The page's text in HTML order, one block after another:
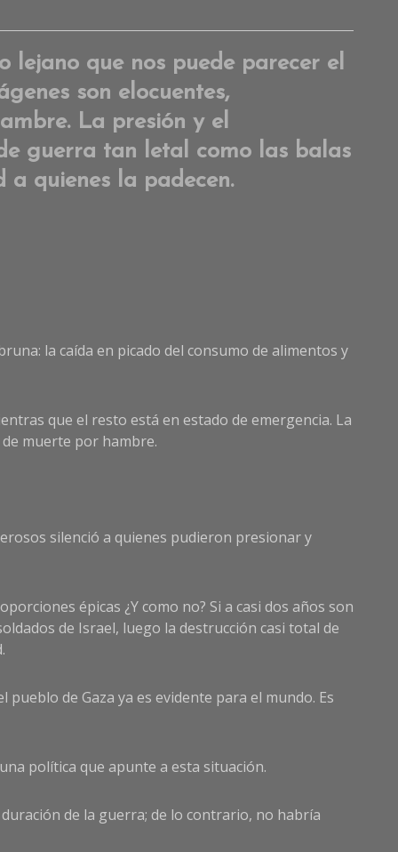
lejano que nos puede parecer el
son elocuentes,
La presión y el
guerra tan letal como las balas
quienes la padecen.
la caída en picado del consumo de alimentos y
que el resto está en estado de emergencia. La
muerte por hambre.
silenció a quienes pudieron presionar y
épicas ¿Y como no? Si a casi dos años son
de Israel, luego la destrucción casi total de
de Gaza ya es evidente para el mundo. Es
política que apunte a esta situación.
de la guerra; de lo contrario, no habría